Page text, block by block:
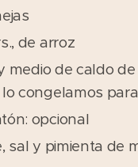
de arroz
medio de caldo
congelamos
opcional
sal y pimienta de